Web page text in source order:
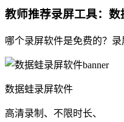
教师推荐录屏工具：
哪个录屏软件是免费的？
数据蛙录屏软件
高清录制、不限时长、